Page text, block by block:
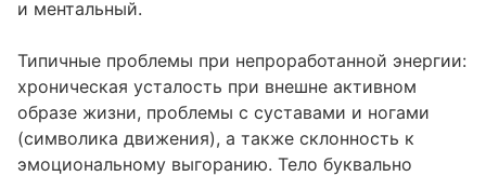
и ментальный.
Типичные проблемы при непроработанной энергии:
хроническая усталость при внешне активном
образе жизни, проблемы с суставами и ногами
(символика движения), а также склонность к
эмоциональному выгоранию. Тело буквально